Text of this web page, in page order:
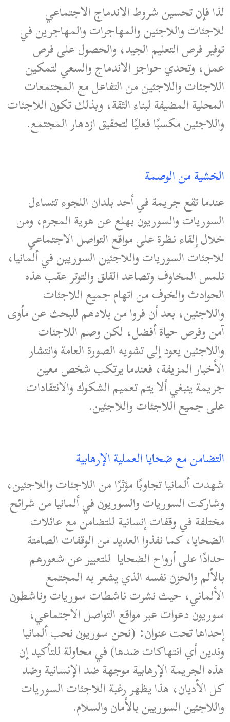
لذا فإن تحسين شروط الاندماج الاجتماعي
للاجئات واللاجئين والمهاجرات والمهاجرين في
توفير فرص التعليم الجيد، والحصول على فرص
عمل، وتحدي حواجز الاندماج والسعي لتمكين
اللاجئات واللاجئين من التفاعل مع المجتمعات
المحلية المضيفة لبناء الثقة، وبذلك تكون اللاجئات
واللاجئين مكسبًا فعليًا لتحقيق ازدهار المجتمع.
الخشية من الوصمة
عندما تقع جريمة في أحد بلدان اللجوء تتساءل
السوريات والسوريون بهلع عن هوية المجرم، ومن
خلال إلقاء نظرة على مواقع التواصل الاجتماعي
للاجئات السوريات واللاجئين السوريين في ألمانيا،
نلمس المخاوف وتصاعد القلق والتوتر عقب هذه
الحوادث والخوف من اتهام جميع اللاجئات
واللاجئين، بعد أن فروا من بلادهم للبحث عن مأوى
آمن وفرص حياة أفضل، لكن وصم اللاجئات
واللاجئين يعود إلى تشويه الصورة العامة وانتشار
الأخبار المزيفة، فعندما يرتكب شخص معين
جريمة ينبغي ألا يتم تعميم الشكوك والانتقادات
على جميع اللاجئات واللاجئين.
التضامن مع ضحايا العملية الإرهابية
شهدت ألمانيا تجاوبًا مؤثرًا من اللاجئات واللاجئين،
وشاركت السوريات والسوريون في ألمانيا من شرائح
مختلفة في وقفات إنسانية للتضامن مع عائلات
الضحايا، كما نفذوا العديد من الوقفات الصامتة
حدادًا على أرواح الضحايا للتعبير عن شعورهم
بالألم والحزن نفسه الذي يشعر به المجتمع
الألماني، حيث نشرت ناشطات سوريات وناشطون
سوريون دعوات عبر مواقع التواصل الاجتماعي،
إحداها تحت عنوان: (نحن سوريون نحب ألمانيا
وندين أي انتهاكات ضدها) في محاولة للتأكيد إن
هذه الجريمة الإرهابية موجهة ضد الإنسانية وضد
كل الأديان، هذا يظهر رغبة اللاجئات السوريات
واللاجئين السوريين بالأمان والسلام.